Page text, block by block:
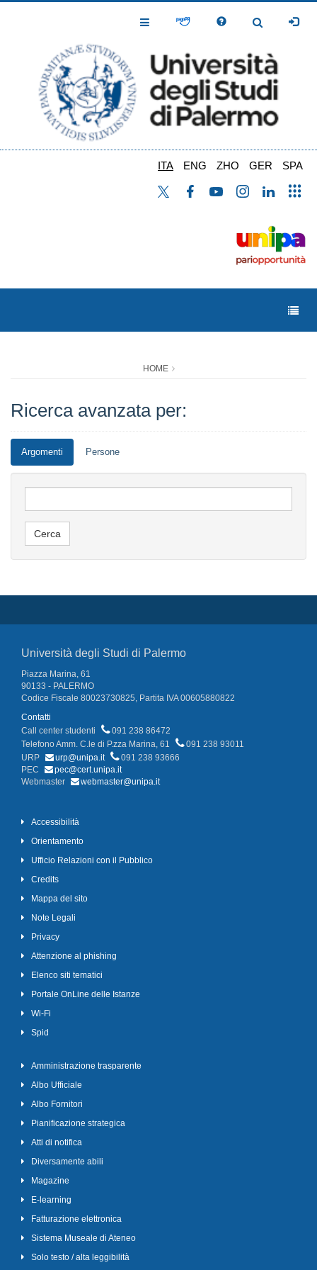
Toggle
Toggle
ITA ENG ZHO GER SPA
HOME
Ricerca avanzata per:
Argomenti Persone
Università degli Studi di Palermo
Piazza Marina, 61
90133 - PALERMO
Codice Fiscale 80023730825, Partita IVA 00605880822
Contatti
Call center studenti
091 238 86472
Telefono Amm. C.le di P.zza Marina, 61
091 238 93011
URP
urp@unipa.it
091 238 93666
PEC
pec@cert.unipa.it
Webmaster
webmaster@unipa.it
Accessibilità
Orientamento
Ufficio Relazioni con il Pubblico
Credits
Mappa del sito
Note Legali
Privacy
Attenzione al phishing
Elenco siti tematici
Portale OnLine delle Istanze
Wi-Fi
Spid
Amministrazione trasparente
Albo Ufficiale
Albo Fornitori
Pianificazione strategica
Atti di notifica
Diversamente abili
Magazine
E-learning
Fatturazione elettronica
Sistema Museale di Ateneo
Solo testo / alta leggibilità